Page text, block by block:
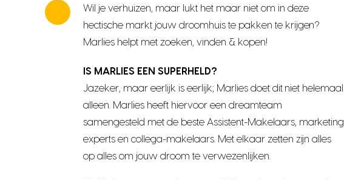
Wil je verhuizen, maar lukt het maar niet om in deze
hectische markt jouw droomhuis te pakken te krijgen?
Marlies helpt met zoeken, vinden & kopen!
IS MARLIES EEN SUPERHELD?
Jazeker, maar eerlijk is eerlijk; Marlies doet dit niet helemaal
alleen. Marlies heeft hiervoor een dreamteam
samengesteld met de beste Assistent-Makelaars, marketing
experts en collega-makelaars. Met elkaar zetten zijn alles
op alles om jouw droom te verwezenlijken.